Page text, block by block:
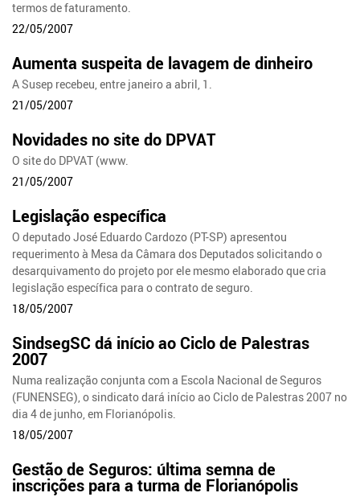
termos de faturamento.
22/05/2007
Aumenta suspeita de lavagem de dinheiro
A Susep recebeu, entre janeiro a abril, 1.
21/05/2007
Novidades no site do DPVAT
O site do DPVAT (www.
21/05/2007
Legislação específica
O deputado José Eduardo Cardozo (PT-SP) apresentou
requerimento à Mesa da Câmara dos Deputados solicitando o
desarquivamento do projeto por ele mesmo elaborado que cria
legislação específica para o contrato de seguro.
18/05/2007
SindsegSC dá início ao Ciclo de Palestras
2007
Numa realização conjunta com a Escola Nacional de Seguros
(FUNENSEG), o sindicato dará início ao Ciclo de Palestras 2007 no
dia 4 de junho, em Florianópolis.
18/05/2007
Gestão de Seguros: última semna de
inscrições para a turma de Florianópolis